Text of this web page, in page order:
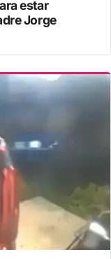
estar
Jorge